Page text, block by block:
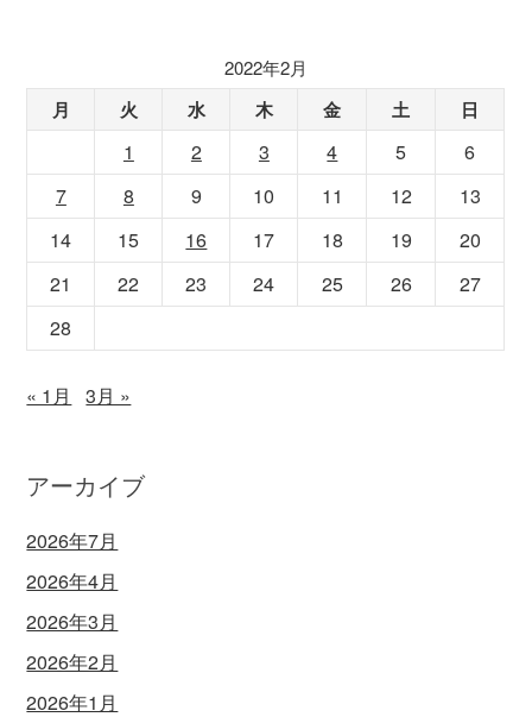
2022年2月
月 火 水 木 金 土 日
1 2 3 4 5
6
7
8 9 10 11 12
13
14
15 16 17 18 19
20
21
22 23 24 25 26
27
28
« 1月 3月 »
アーカイブ
2026年7月
2026年4月
2026年3月
2026年2月
2026年1月